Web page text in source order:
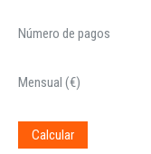
Número de pagos
Mensual (€)
Calcular